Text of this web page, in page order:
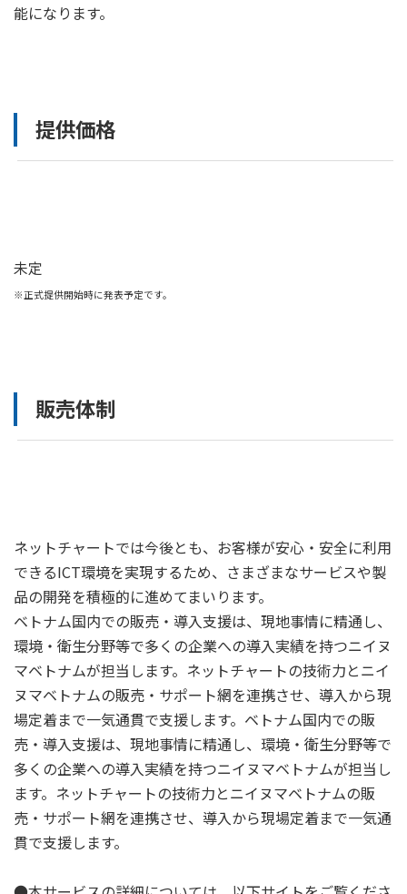
能になります。
提供価格
未定
※正式提供開始時に発表予定です。
販売体制
ネットチャートでは今後とも、お客様が安心・安全に利用
できるICT環境を実現するため、さまざまなサービスや製
品の開発を積極的に進めてまいります。
ベトナム国内での販売・導入支援は、現地事情に精通し、
環境・衛生分野等で多くの企業への導入実績を持つニイヌ
マベトナムが担当します。ネットチャートの技術力とニイ
ヌマベトナムの販売・サポート網を連携させ、導入から現
場定着まで一気通貫で支援します。ベトナム国内での販
売・導入支援は、現地事情に精通し、環境・衛生分野等で
多くの企業への導入実績を持つニイヌマベトナムが担当し
ます。ネットチャートの技術力とニイヌマベトナムの販
売・サポート網を連携させ、導入から現場定着まで一気通
貫で支援します。